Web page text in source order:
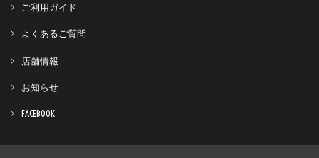
ご利用ガイド
よくあるご質問
店舗情報
お知らせ
FACEBOOK